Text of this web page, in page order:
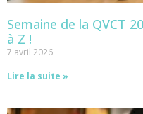
Semaine de la QVCT
à Z !
7 avril 2026
Lire la suite »